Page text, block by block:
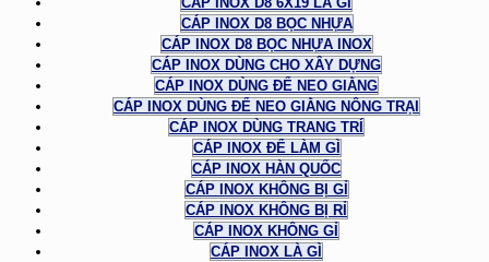
CÁP INOX D8 BỌC NHỰA
CÁP INOX D8 BỌC NHỰA INOX
CÁP INOX DÙNG CHO XÂY DỰNG
CÁP INOX DÙNG ĐỂ NEO GIẰNG
CÁP INOX DÙNG ĐỂ NEO GIẰNG NÔNG TRẠI
CÁP INOX DÙNG TRANG TRÍ
CÁP INOX ĐỂ LÀM GÌ
CÁP INOX HÀN QUỐC
CÁP INOX KHÔNG BỊ GỈ
CÁP INOX KHÔNG BỊ RỈ
CÁP INOX KHÔNG GỈ
CÁP INOX LÀ GÌ